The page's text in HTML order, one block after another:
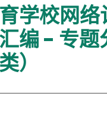
学校网
编 - 专题
）